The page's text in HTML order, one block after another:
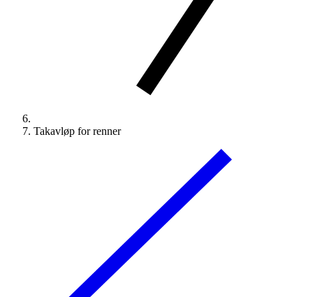
Takavløp for renner